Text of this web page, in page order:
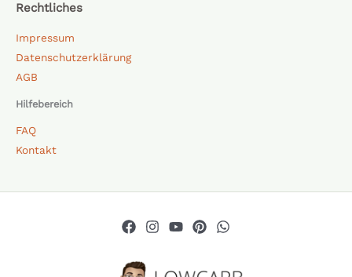
Rechtliches
Impressum
Datenschutzerklärung
AGB
Hilfebereich
FAQ
Kontakt